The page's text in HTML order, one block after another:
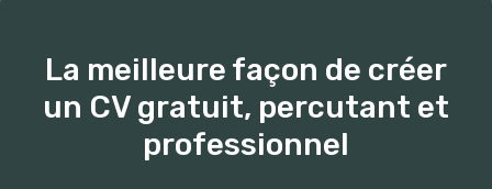
La meilleure façon de créer
un CV gratuit, percutant et
professionnel